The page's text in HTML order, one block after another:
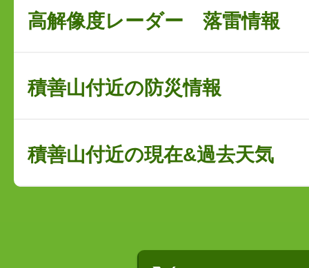
高解像度レーダー 落雷情報
積善山付近の防災情報
積善山付近の現在&過去天気